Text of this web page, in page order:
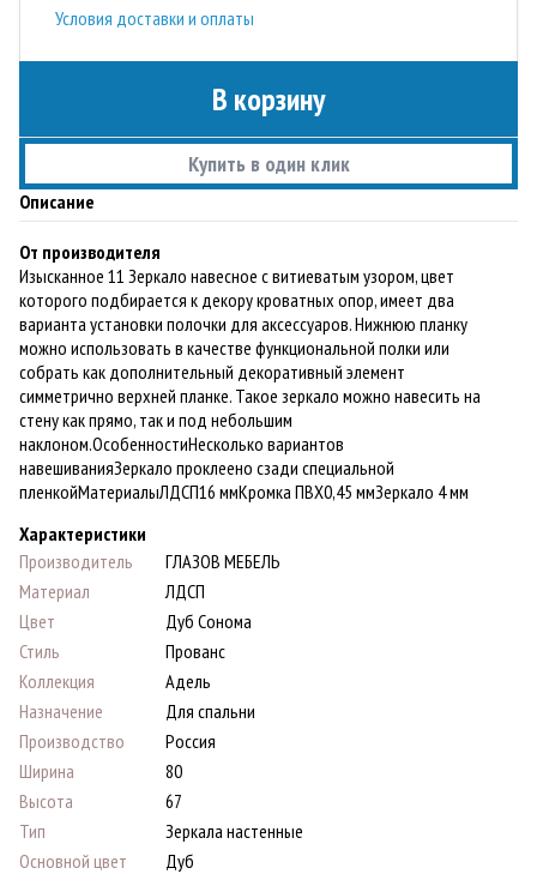
Условия доставки и оплаты
В корзину
Купить в один клик
Описание
От производителя
Изысканное 11 Зеркало навесное с витиеватым узором, цвет
которого подбирается к декору кроватных опор, имеет два
варианта установки полочки для аксессуаров. Нижнюю планку
можно использовать в качестве функциональной полки или
собрать как дополнительный декоративный элемент
симметрично верхней планке. Такое зеркало можно навесить на
стену как прямо, так и под небольшим
наклоном.ОсобенностиНесколько вариантов
навешиванияЗеркало проклеено сзади специальной
пленкойМатериалыЛДСП16 ммКромка ПВХ0,45 ммЗеркало 4 мм
Характеристики
Производитель
ГЛАЗОВ МЕБЕЛЬ
Материал
ЛДСП
Цвет
Дуб Сонома
Стиль
Прованс
Коллекция
Адель
Назначение
Для спальни
Производство
Россия
Ширина
80
Высота
67
Тип
Зеркала настенные
Основной цвет
Дуб